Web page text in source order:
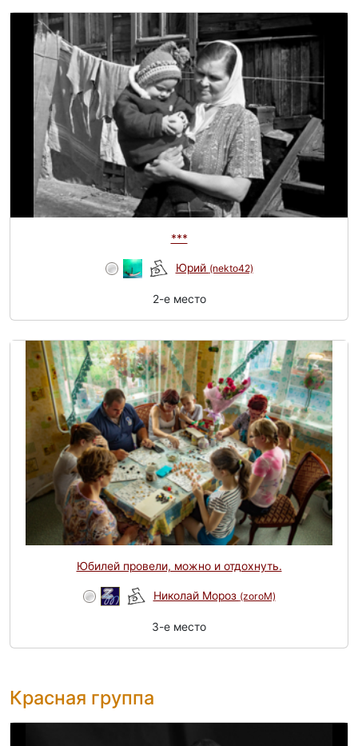
***
Юрий (nekto42)
2-e место
Юбилей провели, можно и отдохнуть.
Николай Мороз (zoroM)
3-e место
Красная группа